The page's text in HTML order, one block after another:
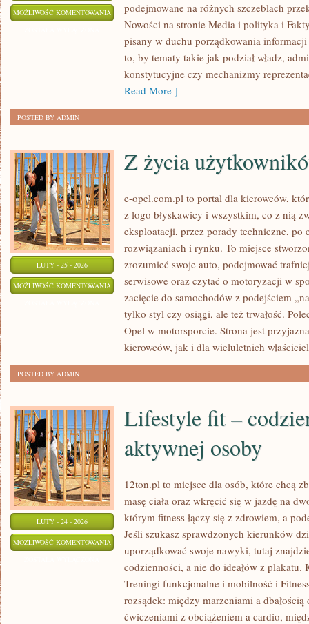
MOŻLIWOŚĆ KOMENTOWANIA WYBORY
KAMPANIE
podejmowane na różnych szczeblach
Nowości na stronie Media i polityka i
pisany w duchu porządkowania informacji
to, by tematy takie jak podział władz,
konstytucyjne czy mechanizmy
Read More ]
POSTED BY ADMIN
LUTY - 25 - 2026
MOŻLIWOŚĆ KOMENTOWANIA
ŻYCIA
UŻYTKOWNIKÓW
Z życia
e-opel.com.pl to portal dla kierowców,
z logo błyskawicy i wszystkim, co z nią
eksploatacji, przez porady techniczne, po
rozwiązaniach i rynku. To miejsce
zrozumieć swoje auto, podejmować
serwisowe oraz czytać o motoryzacji w
zacięcie do samochodów z podejściem
tylko styl czy osiągi, ale też trwałość.
Opel w motorsporcie. Strona jest
kierowców, jak i dla wieluletnich
POSTED BY ADMIN
LUTY - 24 - 2026
MOŻLIWOŚĆ KOMENTOWANIA
Lifestyle fit –
aktywnej osoby
12ton.pl to miejsce dla osób, które chcą
masę ciała oraz wkręcić się w jazdę na
którym fitness łączy się z zdrowiem, a
Jeśli szukasz sprawdzonych kierunków
uporządkować swoje nawyki, tutaj
codzienności, a nie do ideałów z plakatu.
Treningi funkcjonalne i mobilność i
rozsądek: między marzeniami a
ćwiczeniami z obciążeniem a cardio,